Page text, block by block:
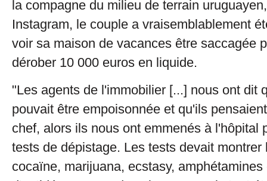
la compagne du milieu de terrain
Instagram, le couple a vraisemblablement
voir sa maison de vacances être saccagée
dérober 10 000 euros en liquide.
"Les agents de l'immobilier [...] nous ont dit
pouvait être empoisonnée et qu'ils
chef, alors ils nous ont emmenés à l'hôpital
tests de dépistage. Les tests devait montrer
cocaïne, marijuana, ecstasy, amphétamines